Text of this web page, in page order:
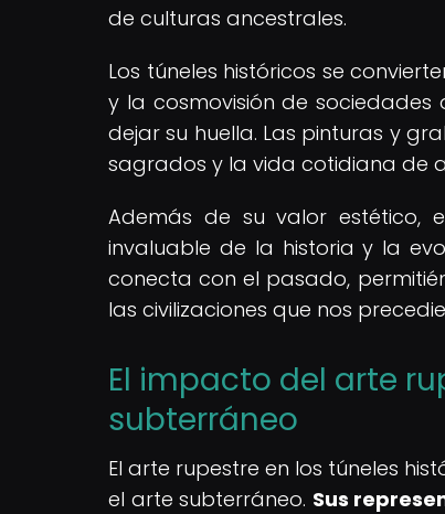
de culturas ancestrales.
Los túneles históricos se
y la cosmovisión de
dejar su huella. Las pinturas y
sagrados y la vida cotidiana de
Además de su valor estético,
invaluable de la historia y la
conecta con el pasado,
las civilizaciones que nos
El impacto del arte
subterráneo
El arte rupestre en los túneles
el arte subterráneo. Sus